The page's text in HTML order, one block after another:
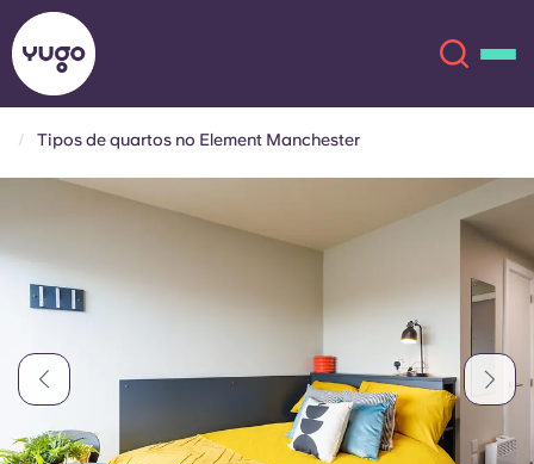
Sobre
Español
Català Deutsch
Italian French
Tipos de quartos no Element Manchester